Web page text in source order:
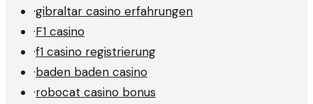
·gibraltar casino erfahrungen
·F1 casino
·f1 casino registrierung
·baden baden casino
·robocat casino bonus